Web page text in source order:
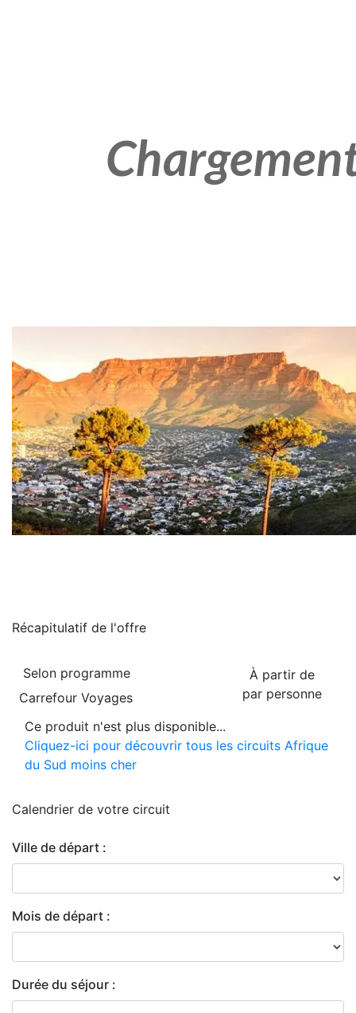
Récapitulatif de l'offre
À partir de
par personne
Selon programme
Carrefour Voyages
Ce produit n'est plus disponible...
Cliquez-ici pour découvrir tous les circuits Afrique
du Sud moins cher
Calendrier de votre circuit
Ville de départ :
Mois de départ :
Durée du séjour :